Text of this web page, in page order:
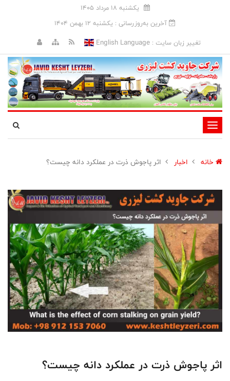
يکشنبه 18 مرداد 1405
آخرین به‌روزرسانی : يکشنبه 12 بهمن 1404
تغییر زبان سایت :English Language
تغییر
وضعیت
ناوبری
خانه اخبار اثر پاجوش ذرت در عملکرد دانه چیست؟
اثر پاجوش ذرت در عملکرد دانه چیست؟